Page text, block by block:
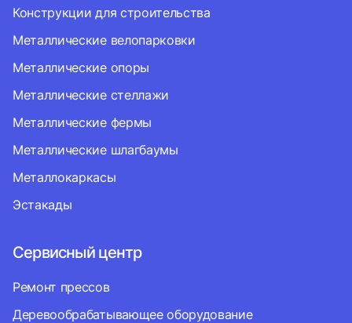
Конструкции для строительства
Металлические велопарковки
Металлические опоры
Металлические стеллажи
Металлические фермы
Металлические шлагбаумы
Металлокаркасы
Эстакады
Сервисный центр
Ремонт прессов
Деревообрабатывающее оборудование